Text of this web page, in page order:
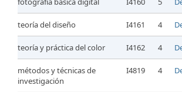
teoría del diseño I4161 4
teoría y práctica del color I4162 4
métodos y técnicas de
investigación
I4819 4